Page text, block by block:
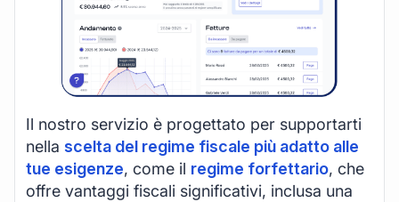
Il nostro servizio è progettato per supportarti
nella scelta del regime fiscale più adatto alle
tue esigenze, come il regime forfettario, che
offre vantaggi fiscali significativi, inclusa una